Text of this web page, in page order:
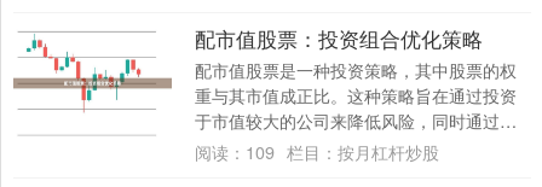
配市值股票：投资组合优化策略
配市值股票是一种投资策略，其中股票的权
重与其市值成正比。这种策略旨在通过投资
于市值较大的公司来降低风险，同时通过投
资于市值较小的公司来提高潜在回报。 配市
阅读： 109 栏目： 按月杠杆炒股